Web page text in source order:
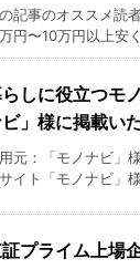
記事のオススメ読
円〜10万円以上安
しに役立つモ
」様に掲載い
元：「モノナビ」
イト「モノナビ」
プライム上場